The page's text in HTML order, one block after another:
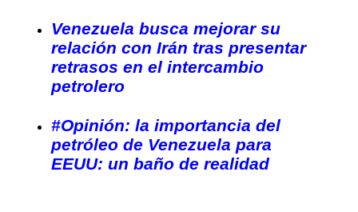
Venezuela busca mejorar su
relación con Irán tras presentar
retrasos en el intercambio
petrolero
#Opinión: la importancia del
petróleo de Venezuela para
EEUU: un baño de realidad